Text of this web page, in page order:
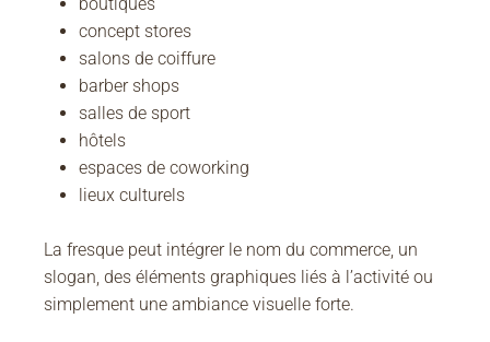
concept stores
salons de coiffure
barber shops
salles de sport
hôtels
espaces de coworking
lieux culturels
La fresque peut intégrer le nom du commerce, un
slogan, des éléments graphiques liés à l’activité ou
simplement une ambiance visuelle forte.